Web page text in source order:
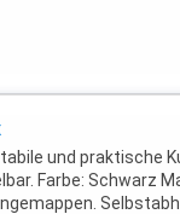
und praktische
Farbe: Schwarz